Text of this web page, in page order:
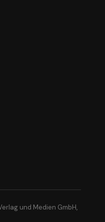
und Medien GmbH,